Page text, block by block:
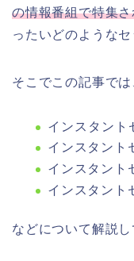
の情報番組で特集
ったいどのような
そこでこの記事では
インスタント
インスタント
インスタント
インスタント
などについて解説し